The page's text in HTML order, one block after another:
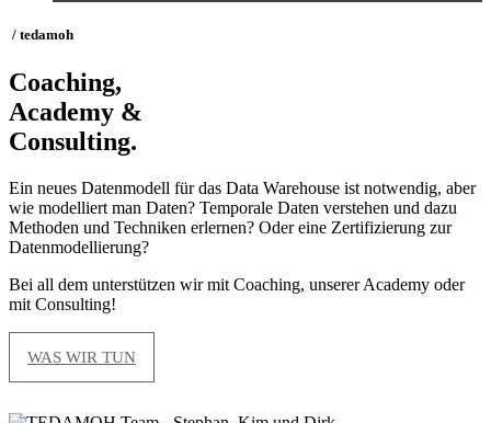
/ tedamoh
Coaching,
Academy &
Consulting.
Ein neues Datenmodell für das Data Warehouse ist notwendig, aber
wie modelliert man Daten? Temporale Daten verstehen und dazu
Methoden und Techniken erlernen? Oder eine Zertifizierung zur
Datenmodellierung?
Bei all dem unterstützen wir mit Coaching, unserer Academy oder
mit Consulting!
WAS WIR TUN